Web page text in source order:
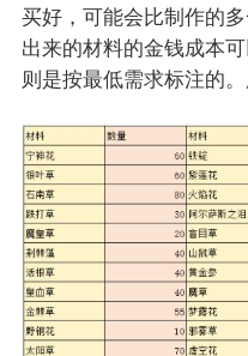
买好，可能会比制作的
出来的材料的金钱成本
则是按最低需求标注的